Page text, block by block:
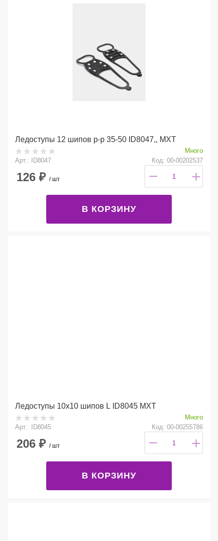
Ледоступы 12 шипов р-р 35-50 ID8047,, МХТ
Много
Арт.: ID8047
Код: 00-00202537
126 ₽ / шт
В КОРЗИНУ
Ледоступы 10х10 шипов L ID8045 МХТ
Много
Арт.: ID8045
Код: 00-00255786
206 ₽ / шт
В КОРЗИНУ